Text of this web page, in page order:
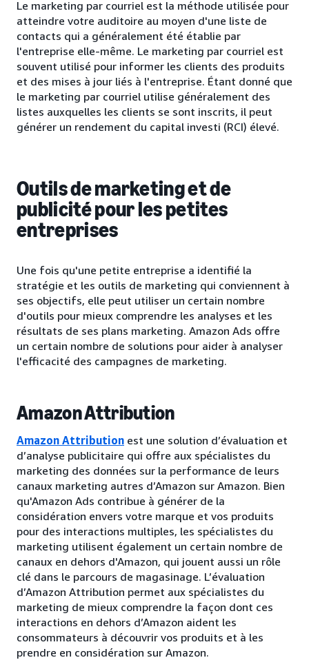
Le marketing par courriel est la méthode utilisée pour
atteindre votre auditoire au moyen d'une liste de
contacts qui a généralement été établie par
l'entreprise elle-même. Le marketing par courriel est
souvent utilisé pour informer les clients des produits
et des mises à jour liés à l'entreprise. Étant donné que
le marketing par courriel utilise généralement des
listes auxquelles les clients se sont inscrits, il peut
générer un rendement du capital investi (RCI) élevé.
Outils de marketing et de
publicité pour les petites
entreprises
Une fois qu'une petite entreprise a identifié la
stratégie et les outils de marketing qui conviennent à
ses objectifs, elle peut utiliser un certain nombre
d'outils pour mieux comprendre les analyses et les
résultats de ses plans marketing. Amazon Ads offre
un certain nombre de solutions pour aider à analyser
l'efficacité des campagnes de marketing.
Amazon Attribution
Amazon Attribution est une solution d’évaluation et
d’analyse publicitaire qui offre aux spécialistes du
marketing des données sur la performance de leurs
canaux marketing autres d’Amazon sur Amazon. Bien
qu'Amazon Ads contribue à générer de la
considération envers votre marque et vos produits
pour des interactions multiples, les spécialistes du
marketing utilisent également un certain nombre de
canaux en dehors d'Amazon, qui jouent aussi un rôle
clé dans le parcours de magasinage. L’évaluation
d’Amazon Attribution permet aux spécialistes du
marketing de mieux comprendre la façon dont ces
interactions en dehors d’Amazon aident les
consommateurs à découvrir vos produits et à les
prendre en considération sur Amazon.